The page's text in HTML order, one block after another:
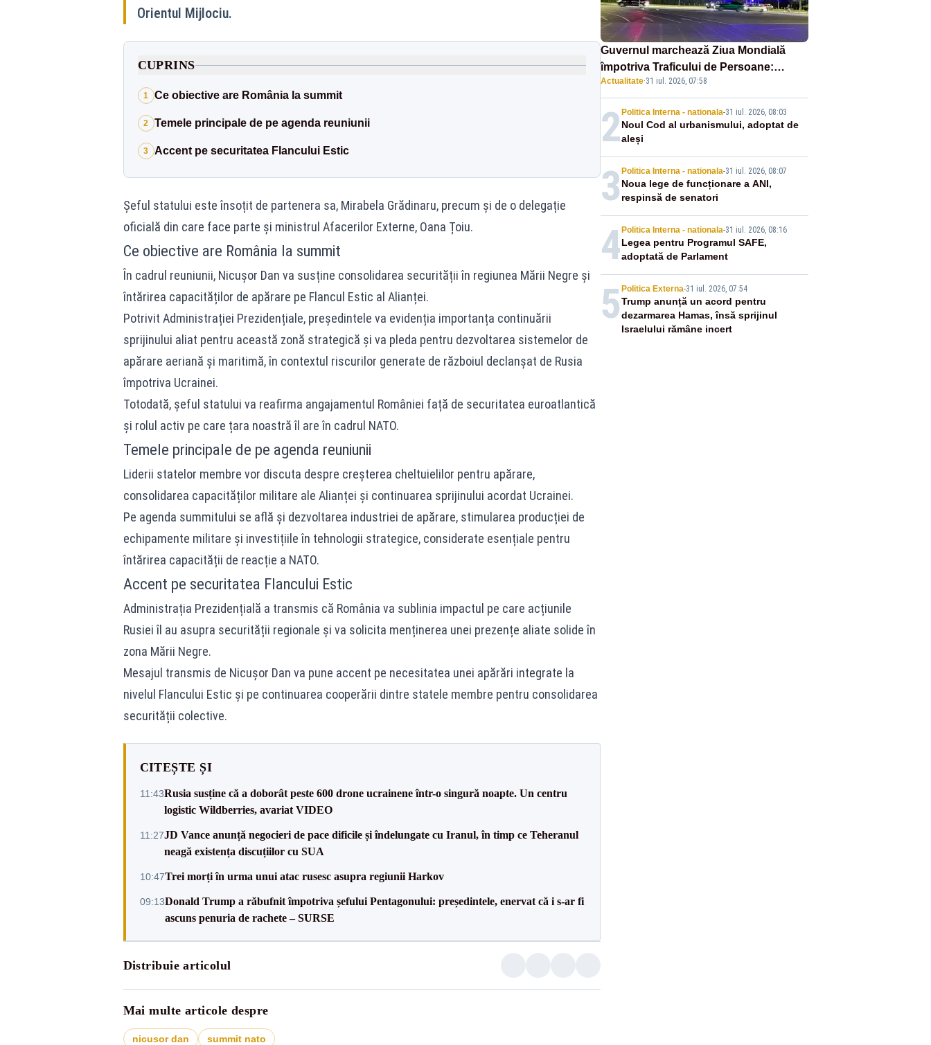
Orientul Mijlociu.
CUPRINS
1 Ce obiective are România la summit
2 Temele principale de pe agenda reuniunii
3 Accent pe securitatea Flancului Estic
Șeful statului este însoțit de partenera sa, Mirabela Grădinaru, precum și de o delegație
oficială din care face parte și ministrul Afacerilor Externe, Oana Țoiu.
Ce obiective are România la summit
În cadrul reuniunii, Nicușor Dan va susține consolidarea securității în regiunea Mării Negre și
întărirea capacităților de apărare pe Flancul Estic al Alianței.
Potrivit Administrației Prezidențiale, președintele va evidenția importanța continuării
sprijinului aliat pentru această zonă strategică și va pleda pentru dezvoltarea sistemelor de
apărare aeriană și maritimă, în contextul riscurilor generate de războiul declanșat de Rusia
împotriva Ucrainei.
Totodată, șeful statului va reafirma angajamentul României față de securitatea euroatlantică
și rolul activ pe care țara noastră îl are în cadrul NATO.
Temele principale de pe agenda reuniunii
Liderii statelor membre vor discuta despre creșterea cheltuielilor pentru apărare,
consolidarea capacităților militare ale Alianței și continuarea sprijinului acordat Ucrainei.
Pe agenda summitului se află și dezvoltarea industriei de apărare, stimularea producției de
echipamente militare și investițiile în tehnologii strategice, considerate esențiale pentru
întărirea capacității de reacție a NATO.
Accent pe securitatea Flancului Estic
Administrația Prezidențială a transmis că România va sublinia impactul pe care acțiunile
Rusiei îl au asupra securității regionale și va solicita menținerea unei prezențe aliate solide în
zona Mării Negre.
Mesajul transmis de Nicușor Dan va pune accent pe necesitatea unei apărări integrate la
nivelul Flancului Estic și pe continuarea cooperării dintre statele membre pentru consolidarea
securității colective.
CITEȘTE ȘI
11:43Rusia susține că a doborât peste 600 drone ucrainene într-o singură noapte. Un centru
logistic Wildberries, avariat VIDEO
11:27JD Vance anunță negocieri de pace dificile și îndelungate cu Iranul, în timp ce Teheranul
neagă existența discuțiilor cu SUA
10:47Trei morți în urma unui atac rusesc asupra regiunii Harkov
09:13Donald Trump a răbufnit împotriva șefului Pentagonului: președintele, enervat că i s-ar fi
ascuns penuria de rachete – SURSE
Distribuie articolul
Mai multe articole despre
nicusor dan summit nato
Guvernul marchează Ziua Mondială
împotriva Traficului de Persoane:
Palatul Victoria, iluminat în albastru
Actualitate·31 iul. 2026, 07:58
2 Politica Interna - nationala-31 iul. 2026, 08:03
Noul Cod al urbanismului, adoptat de
aleși
3 Politica Interna - nationala-31 iul. 2026, 08:07
Noua lege de funcționare a ANI,
respinsă de senatori
4 Politica Interna - nationala-31 iul. 2026, 08:16
Legea pentru Programul SAFE,
adoptată de Parlament
5 Politica Externa-31 iul. 2026, 07:54
Trump anunță un acord pentru
dezarmarea Hamas, însă sprijinul
Israelului rămâne incert